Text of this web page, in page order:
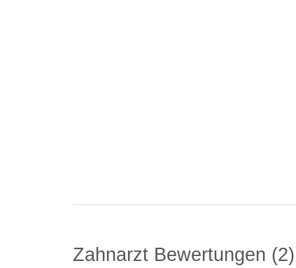
Zahnarzt Bewertungen 2